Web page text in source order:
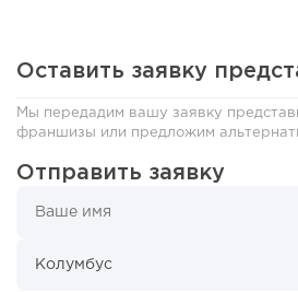
139
Оставить заявку
Мы передадим вашу заявку
франшизы или предложим
Отправить заявку